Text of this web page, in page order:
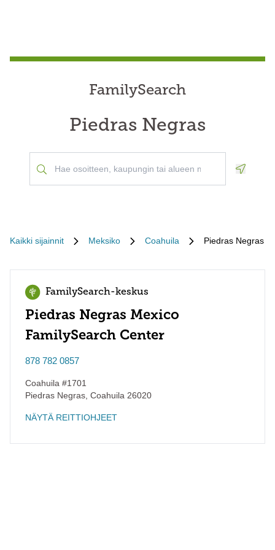
FamilySearch
Piedras Negras
Kaikki sijainnit Meksiko Coahuila Piedras Negras
FamilySearch-keskus
Piedras Negras Mexico
FamilySearch Center
878 782 0857
Coahuila #1701
Piedras Negras Coahuila 26020
NÄYTÄ REITTIOHJEET